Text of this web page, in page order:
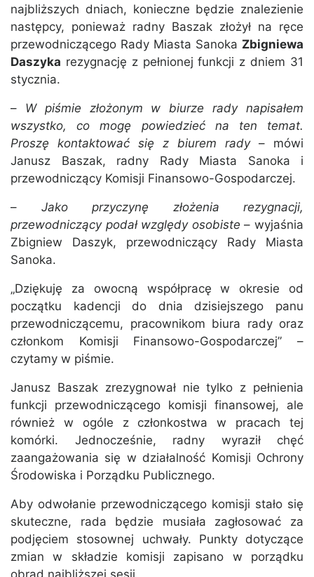
najbliższych dniach, konieczne będzie znalezienie
następcy, ponieważ radny Baszak złożył na ręce
przewodniczącego Rady Miasta Sanoka Zbigniewa
Daszyka rezygnację z pełnionej funkcji z dniem 31
stycznia.
– W piśmie złożonym w biurze rady napisałem
wszystko, co mogę powiedzieć na ten temat.
Proszę kontaktować się z biurem rady – mówi
Janusz Baszak, radny Rady Miasta Sanoka i
przewodniczący Komisji Finansowo-Gospodarczej.
– Jako przyczynę złożenia rezygnacji,
przewodniczący podał względy osobiste – wyjaśnia
Zbigniew Daszyk, przewodniczący Rady Miasta
Sanoka.
„Dziękuję za owocną współpracę w okresie od
początku kadencji do dnia dzisiejszego panu
przewodniczącemu, pracownikom biura rady oraz
członkom Komisji Finansowo-Gospodarczej” –
czytamy w piśmie.
Janusz Baszak zrezygnował nie tylko z pełnienia
funkcji przewodniczącego komisji finansowej, ale
również w ogóle z członkostwa w pracach tej
komórki. Jednocześnie, radny wyraził chęć
zaangażowania się w działalność Komisji Ochrony
Środowiska i Porządku Publicznego.
Aby odwołanie przewodniczącego komisji stało się
skuteczne, rada będzie musiała zagłosować za
podjęciem stosownej uchwały. Punkty dotyczące
zmian w składzie komisji zapisano w porządku